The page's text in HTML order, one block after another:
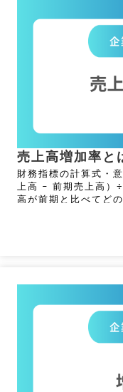
売上高増加率と
財務指標の計算式・
上高 – 前期売上高）
高が前期と比べてど
値が大きいほど、良